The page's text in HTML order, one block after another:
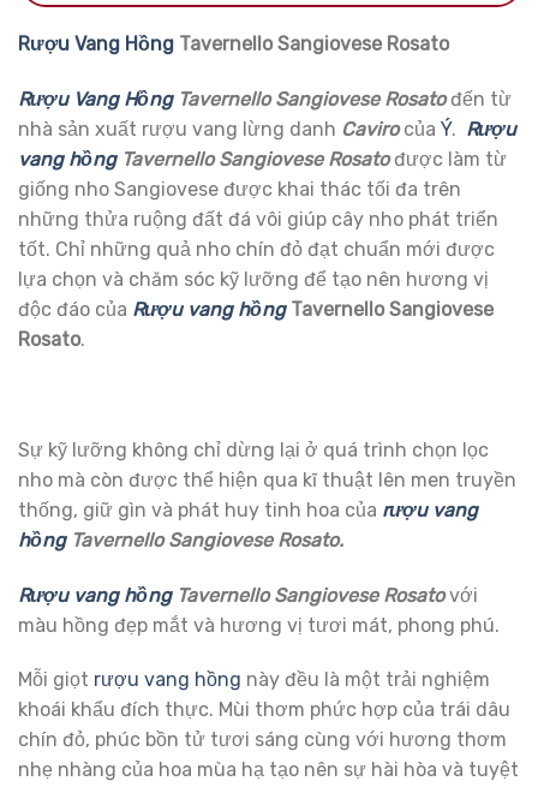
Rượu Vang Hồng Tavernello Sangiovese Rosato
Rượu Vang HồngTavernello Sangiovese Rosatođến từ
nhà sản xuất rượu vang lừng danh Cavirocủa Ý. Rượu
vang hồngTavernello Sangiovese Rosatođược làm từ
giống nho Sangiovese được khai thác tối đa trên
những thửa ruộng đất đá vôi giúp cây nho phát triển
tốt. Chỉ những quả nho chín đỏ đạt chuẩn mới được
lựa chọn và chăm sóc kỹ lưỡng để tạo nên hương vị
độc đáo của Rượu vang hồngTavernello Sangiovese
Rosato.
Sự kỹ lưỡng không chỉ dừng lại ở quá trình chọn lọc
nho mà còn được thể hiện qua kĩ thuật lên men truyền
thống, giữ gìn và phát huy tinh hoa của rượu vang
hồngTavernello Sangiovese Rosato.
Rượu vang hồngTavernello Sangiovese Rosatovới
màu hồng đẹp mắt và hương vị tươi mát, phong phú.
Mỗi giọt rượu vang hồng này đều là một trải nghiệm
khoái khẩu đích thực. Mùi thơm phức hợp của trái dâu
chín đỏ, phúc bồn tử tươi sáng cùng với hương thơm
nhẹ nhàng của hoa mùa hạ tạo nên sự hài hòa và tuyệt